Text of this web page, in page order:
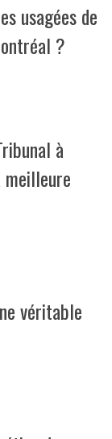
usagées de
?
à
véritable